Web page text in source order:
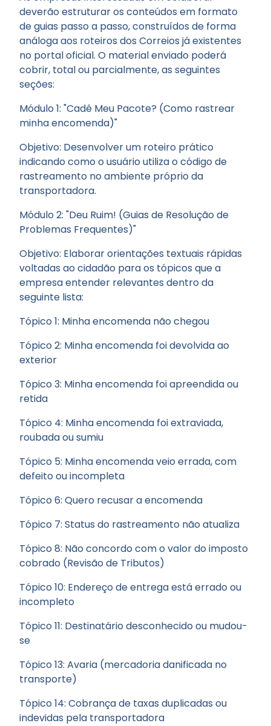
deverão estruturar os conteúdos em formato
de guias passo a passo, construídos de forma
análoga aos roteiros dos Correios já existentes
no portal oficial. O material enviado poderá
cobrir, total ou parcialmente, as seguintes
seções:
Módulo 1: "Cadê Meu Pacote? (Como rastrear
minha encomenda)"
Objetivo: Desenvolver um roteiro prático
indicando como o usuário utiliza o código de
rastreamento no ambiente próprio da
transportadora.
Módulo 2: "Deu Ruim! (Guias de Resolução de
Problemas Frequentes)"
Objetivo: Elaborar orientações textuais rápidas
voltadas ao cidadão para os tópicos que a
empresa entender relevantes dentro da
seguinte lista:
Tópico 1: Minha encomenda não chegou
Tópico 2: Minha encomenda foi devolvida ao
exterior
Tópico 3: Minha encomenda foi apreendida ou
retida
Tópico 4: Minha encomenda foi extraviada,
roubada ou sumiu
Tópico 5: Minha encomenda veio errada, com
defeito ou incompleta
Tópico 6: Quero recusar a encomenda
Tópico 7: Status do rastreamento não atualiza
Tópico 8: Não concordo com o valor do imposto
cobrado (Revisão de Tributos)
Tópico 10: Endereço de entrega está errado ou
incompleto
Tópico 11: Destinatário desconhecido ou mudou-
se
Tópico 13: Avaria (mercadoria danificada no
transporte)
Tópico 14: Cobrança de taxas duplicadas ou
indevidas pela transportadora